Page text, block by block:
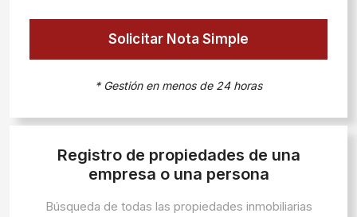
Solicitar Nota Simple
* Gestión en menos de 24 horas
Registro de propiedades de una
empresa o una persona
Búsqueda de todas las propiedades inmobiliarias